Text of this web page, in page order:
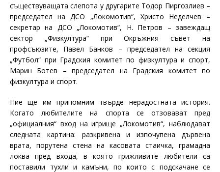
съществуващата слепота у другарите Тодор Пиргозлиев –
председател на ДСО „Локомотив“, Христо Неделчев –
секретар на ДСО „Локомотив“, Н. Петров – завеждащ
сектор „Физкултура“ при Окръжния съвет на
профсъюзите, Павел Банков – председател на секция
„Футбол“ при Градския комитет по физкултура и спорт,
Марин Ботев – председател на Градския комитет по
физкултура и спорт.
Ние ще им припомним твърде нерадостната история.
Когато любителите на спорта се отзовават пред
„официалния“ вход на игрище „Локомотив“, наблюдават
следната картина: разкривена и изпочупена дървена
врата, порутена стена на касовата стаичка, грамадна
локва пред входа, в която грижливите любители са
поставили тухли и камъни, по които с подскачане се